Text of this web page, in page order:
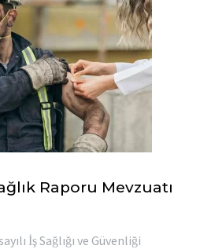
Raporu Mevzuatı
İş Sağlığı ve Güvenliği